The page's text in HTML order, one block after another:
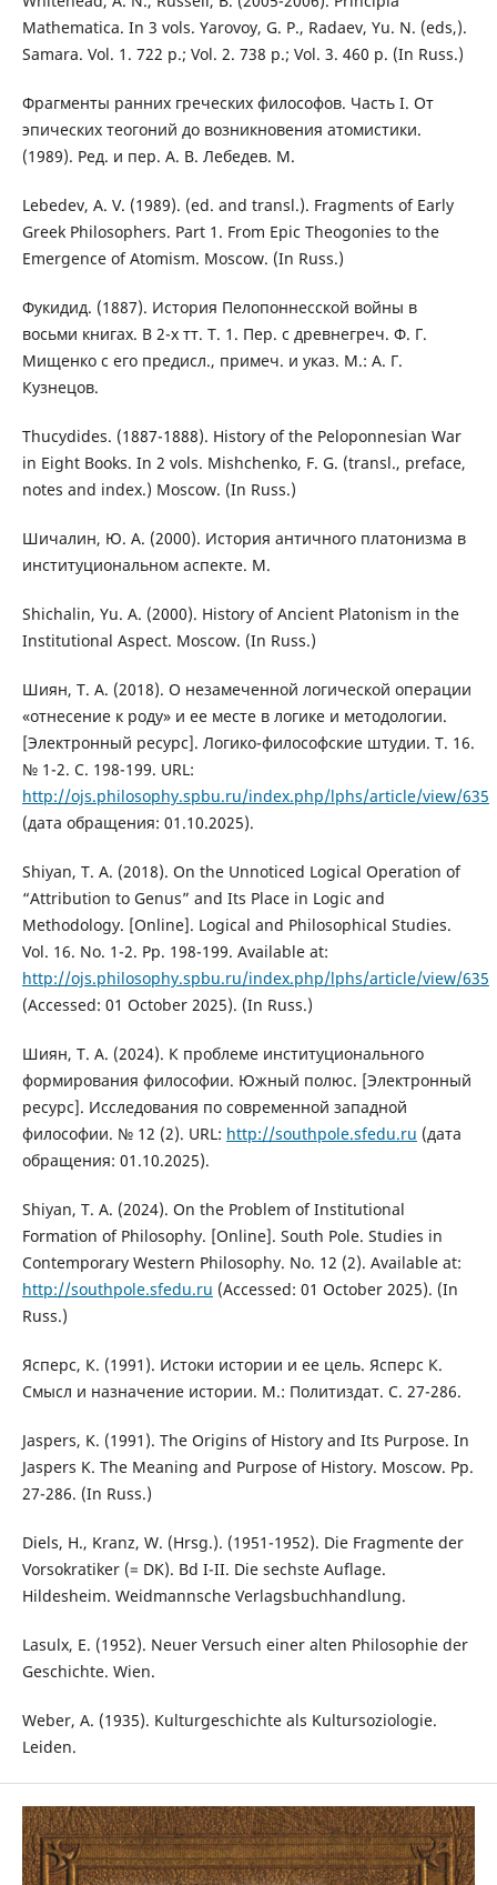
Mathematica. In 3 vols. Yarovoy, G. P., Radaev, Yu. N. (eds,).
Samara. Vol. 1. 722 p.; Vol. 2. 738 p.; Vol. 3. 460 p. (In Russ.)
Фрагменты ранних греческих философов. Часть I. От
эпических теогоний до возникновения атомистики.
(1989). Ред. и пер. А. В. Лебедев. М.
Lebedev, A. V. (1989). (ed. and transl.). Fragments of Early
Greek Philosophers. Part 1. From Epic Theogonies to the
Emergence of Atomism. Moscow. (In Russ.)
Фукидид. (1887). История Пелопоннесской войны в
восьми книгах. В 2-х тт. Т. 1. Пер. с древнегреч. Ф. Г.
Мищенко с его предисл., примеч. и указ. М.: А. Г.
Кузнецов.
Thucydides. (1887-1888). History of the Peloponnesian War
in Eight Books. In 2 vols. Mishchenko, F. G. (transl., preface,
notes and index.) Moscow. (In Russ.)
Шичалин, Ю. А. (2000). История античного платонизма в
институциональном аспекте. М.
Shichalin, Yu. A. (2000). History of Ancient Platonism in the
Institutional Aspect. Moscow. (In Russ.)
Шиян, Т. А. (2018). О незамеченной логической операции
«отнесение к роду» и ее месте в логике и методологии.
[Электронный ресурс]. Логико-философские штудии. Т. 16.
№ 1-2. С. 198-199. URL:
http://ojs.philosophy.spbu.ru/index.php/lphs/article/view/635
(дата обращения: 01.10.2025).
Shiyan, T. A. (2018). On the Unnoticed Logical Operation of
“Attribution to Genus” and Its Place in Logic and
Methodology. [Online]. Logical and Philosophical Studies.
Vol. 16. No. 1-2. Pp. 198-199. Available at:
http://ojs.philosophy.spbu.ru/index.php/lphs/article/view/635
(Accessed: 01 October 2025). (In Russ.)
Шиян, Т. А. (2024). К проблеме институционального
формирования философии. Южный полюс. [Электронный
ресурс]. Исследования по современной западной
философии. № 12 (2). URL: http://southpole.sfedu.ru (дата
обращения: 01.10.2025).
Shiyan, T. A. (2024). On the Problem of Institutional
Formation of Philosophy. [Online]. South Pole. Studies in
Contemporary Western Philosophy. No. 12 (2). Available at:
http://southpole.sfedu.ru (Accessed: 01 October 2025). (In
Russ.)
Ясперс, К. (1991). Истоки истории и ее цель. Ясперс К.
Смысл и назначение истории. М.: Политиздат. С. 27-286.
Jaspers, K. (1991). The Origins of History and Its Purpose. In
Jaspers K. The Meaning and Purpose of History. Moscow. Pp.
27-286. (In Russ.)
Diels, H., Kranz, W. (Hrsg.). (1951-1952). Die Fragmente der
Vorsokratiker (= DK). Bd I-II. Die sechste Auflage.
Hildesheim. Weidmannsche Verlagsbuchhandlung.
Lasulx, E. (1952). Neuer Versuch einer alten Philosophie der
Geschichte. Wien.
Weber, A. (1935). Kulturgeschichte als Kultursoziologie.
Leiden.